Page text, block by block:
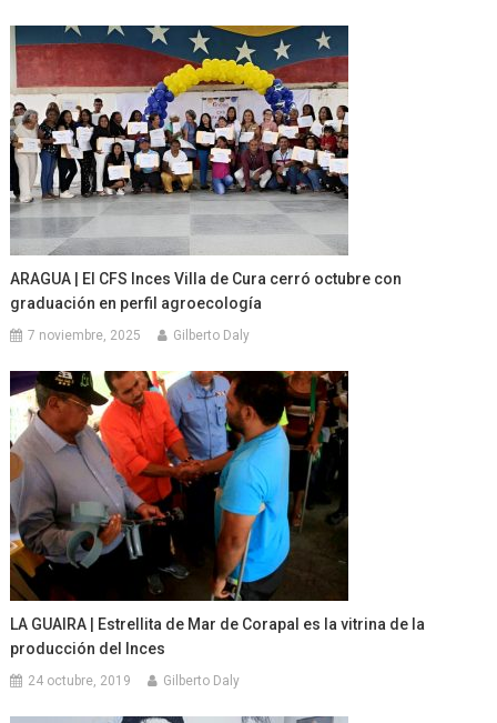
ARAGUA | El CFS Inces Villa de Cura cerró octubre con
graduación en perfil agroecología
7 noviembre, 2025 Gilberto Daly
LA GUAIRA | Estrellita de Mar de Corapal es la vitrina de la
producción del Inces
24 octubre, 2019 Gilberto Daly